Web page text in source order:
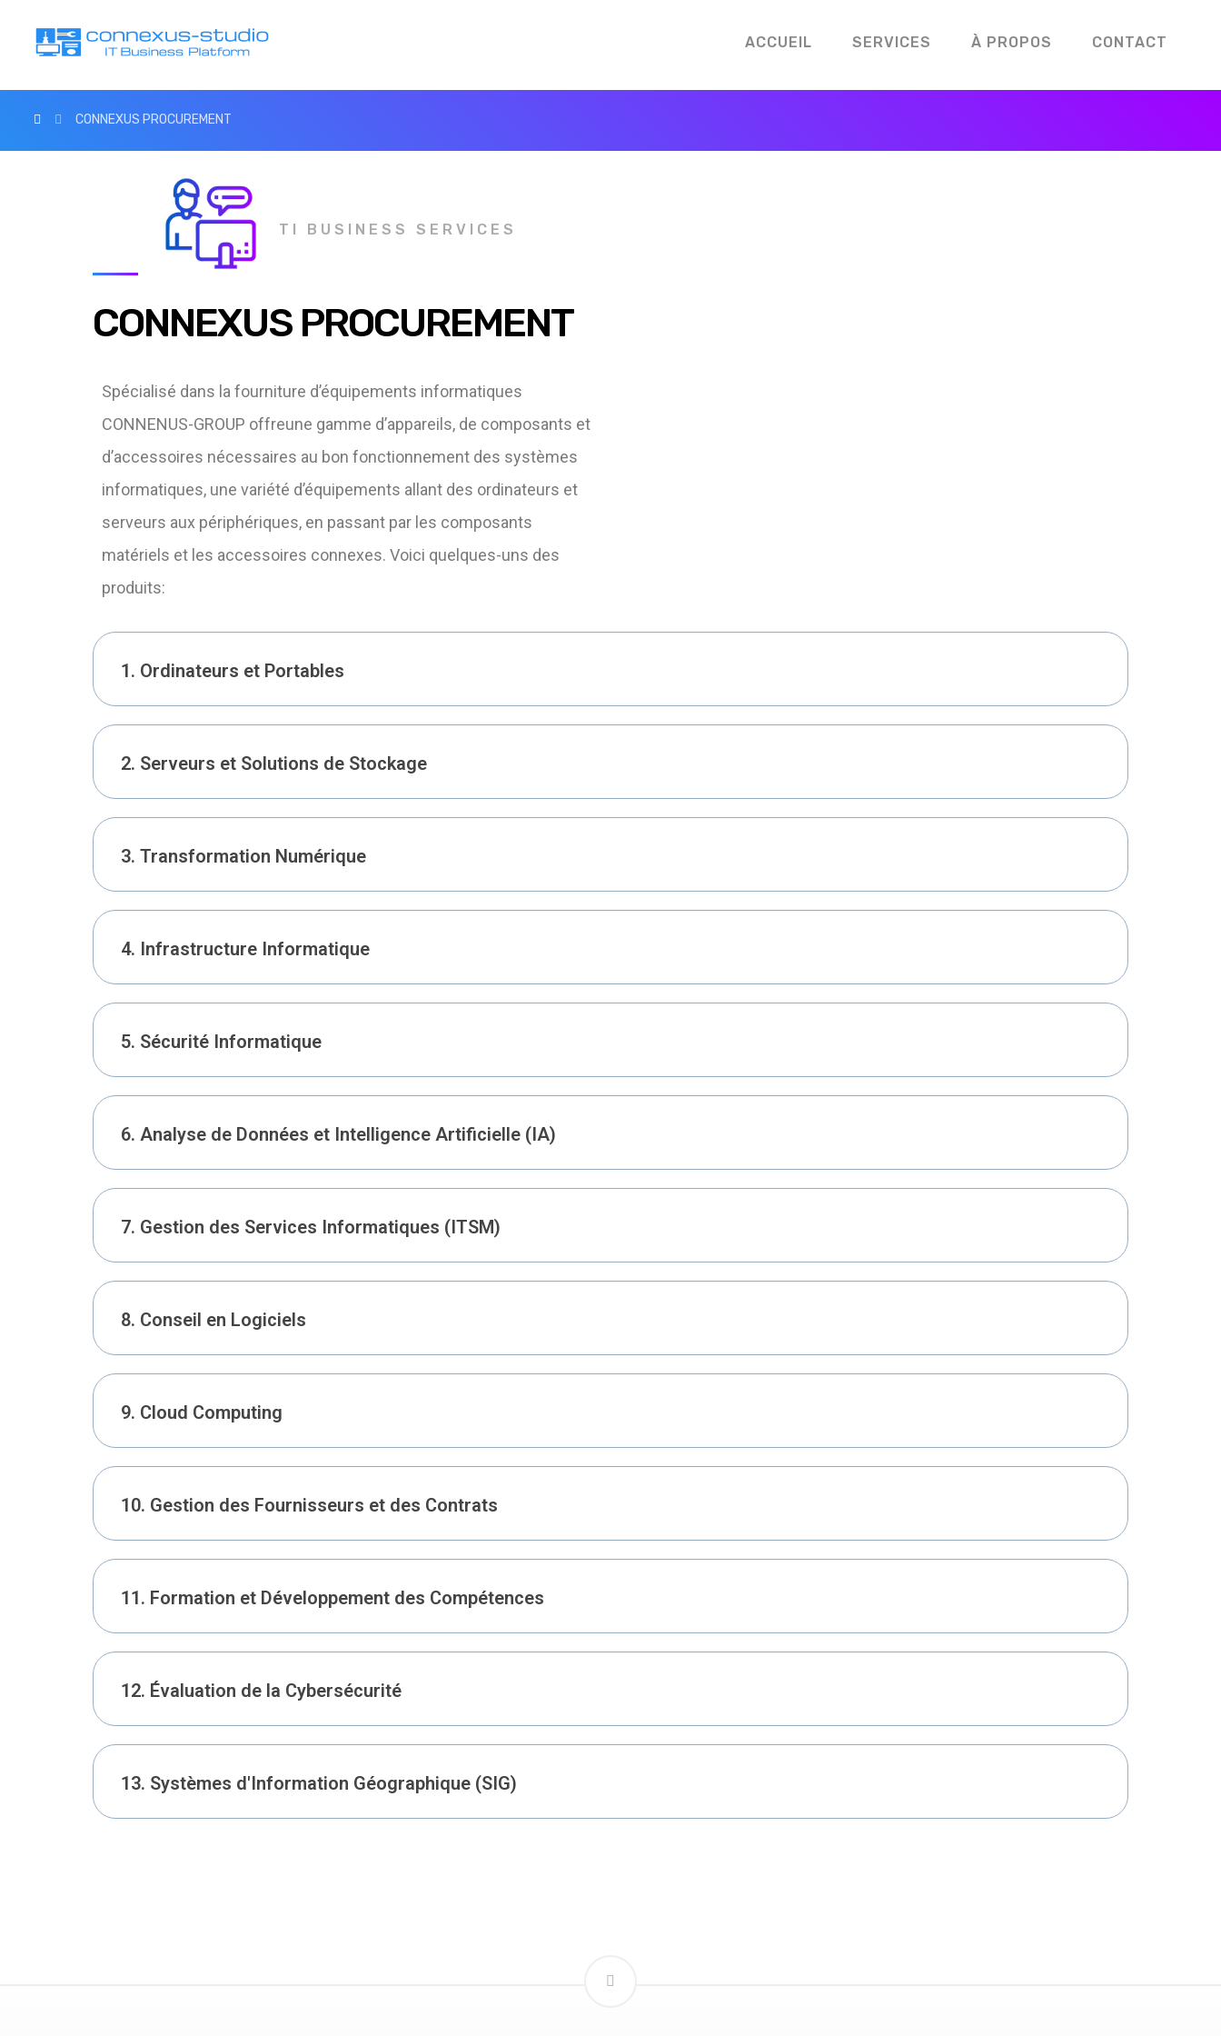
ACCUEIL SERVICES À PROPOS CONTACT
CONNEXUS PROCUREMENT
TI BUSINESS SERVICES
CONNEXUS PROCUREMENT
Spécialisé dans la fourniture d’équipements informatiques
CONNENUS-GROUP offreune gamme d’appareils, de composants et
d’accessoires nécessaires au bon fonctionnement des systèmes
informatiques, une variété d’équipements allant des ordinateurs et
serveurs aux périphériques, en passant par les composants
matériels et les accessoires connexes. Voici quelques-uns des
produits:
1. Ordinateurs et Portables
2. Serveurs et Solutions de Stockage
3. Transformation Numérique
4. Infrastructure Informatique
5. Sécurité Informatique
6. Analyse de Données et Intelligence Artificielle (IA)
7. Gestion des Services Informatiques (ITSM)
8. Conseil en Logiciels
9. Cloud Computing
10. Gestion des Fournisseurs et des Contrats
11. Formation et Développement des Compétences
12. Évaluation de la Cybersécurité
13. Systèmes d'Information Géographique (SIG)